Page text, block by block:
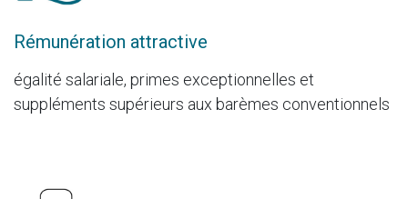
Rémunération attractive
égalité salariale, primes exceptionnelles et
suppléments supérieurs aux barèmes conventionnels